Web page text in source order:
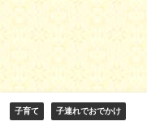
子育て 子連れでおでかけ